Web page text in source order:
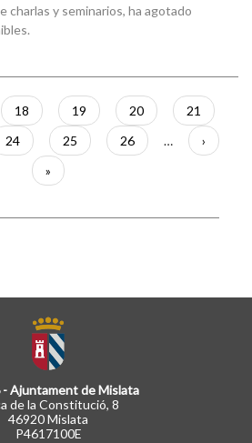
charlas y seminarios, ha agotado
Página
18 Página
19 Página
20 Página
21
Página
24 Página
25 Página
26 …
página
›
Última
página
»
Ajuntament de Mislata
de la Constitució, 8
46920 Mislata
P4617100E